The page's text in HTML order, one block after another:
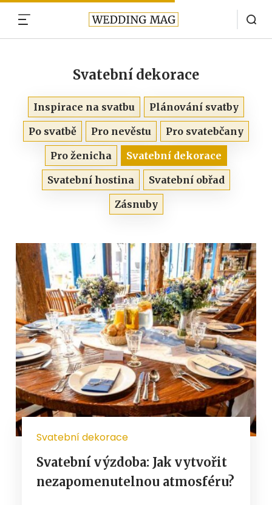
Svatební dekorace
Inspirace na svatbu
Plánování svatby
Po svatbě
Pro nevěstu
Pro svatebčany
Pro ženicha
Svatební dekorace
Svatební hostina
Svatební obřad
Zásnuby
Svatební dekorace
Svatební výzdoba: Jak vytvořit
nezapomenutelnou atmosféru?